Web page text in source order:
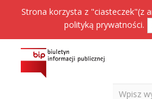
Strona korzysta z "ciasteczek"(z
polityką prywatności.